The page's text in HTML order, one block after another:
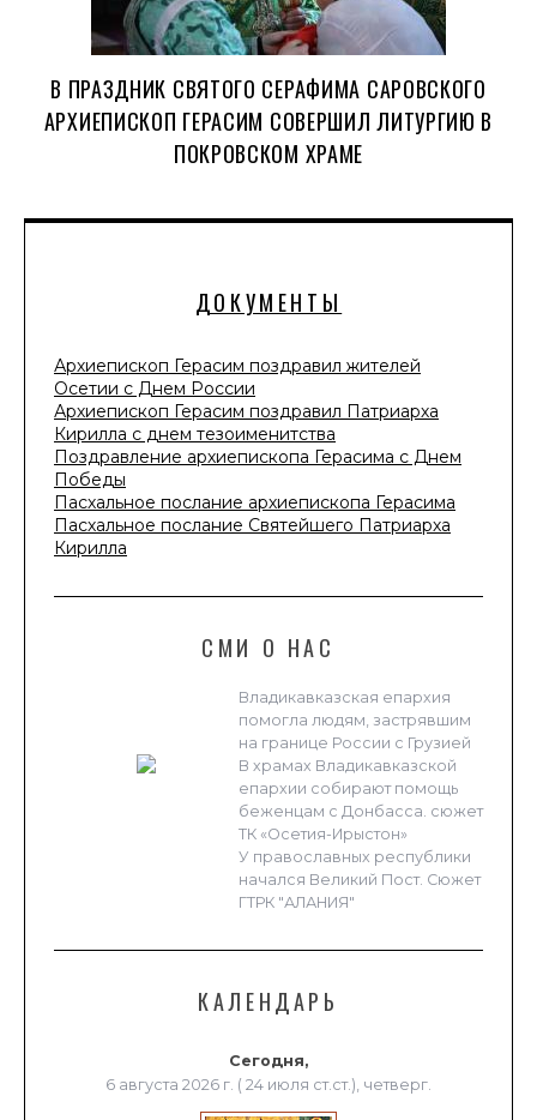
ДОКУМЕНТЫ
Архиепископ Герасим поздравил жителей
Осетии с Днем России
Архиепископ Герасим поздравил Патриарха
Кирилла с днем тезоименитства
Поздравление архиепископа Герасима с Днем
Победы
Пасхальное послание архиепископа Герасима
Пасхальное послание Святейшего Патриарха
Кирилла
СМИ О НАС
Владикавказская епархия
помогла людям, застрявшим
на границе России с Грузией
В храмах Владикавказской
епархии собирают помощь
беженцам с Донбасса. сюжет
ТК «Осетия-Ирыстон»
У православных республики
начался Великий Пост. Сюжет
ГТРК "АЛАНИЯ"
КАЛЕНДАРЬ
Сегодня,
6 августа 2026 г. ( 24 июля ст.ст.), четверг.
В ПРАЗДНИК СВЯТОГО СЕРАФИМА САРОВСКОГО
АРХИЕПИСКОП ГЕРАСИМ СОВЕРШИЛ ЛИТУРГИЮ В
ПОКРОВСКОМ ХРАМЕ